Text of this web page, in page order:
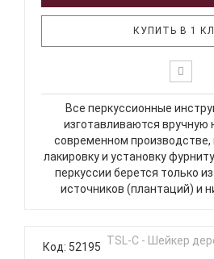
КУПИТЬ В 1
Все перкуссионные
изготавливаются вручную
современном производстве,
лакировку и установку
перкуссии берется только
источников (плантаций) и
Код: 52195